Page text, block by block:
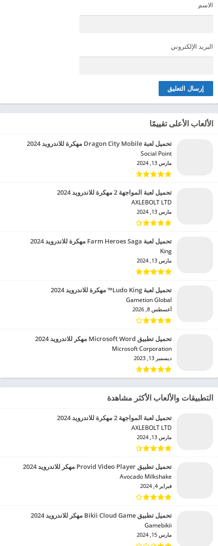
الاسم
البريد الإلكتروني
الألعاب الأعلى تقييمًا
تحميل لعبة Dragon City Mobile مهكرة للاندرويد 2024
Social Point‏
مارس 13, 2024
تحميل لعبة المواجهة 2 مهكرة للاندرويد 2024
AXLEBOLT LTD‏
مارس 13, 2024
تحميل لعبة Farm Heroes Saga مهكرة للاندرويد 2024
King‏
مارس 13, 2024
تحميل لعبة Ludo King™ مهكرة للاندرويد 2024
Gametion Global‏
أغسطس 8, 2026
تحميل تطبيق Microsoft Word مهكر للاندرويد 2024
Microsoft Corporation‏
ديسمبر 13, 2023
التطبيقات والألعاب الأكثر مشاهدة
تحميل لعبة المواجهة 2 مهكرة للاندرويد 2024
AXLEBOLT LTD‏
مارس 13, 2024
تحميل تطبيق Provid Video Player مهكر للاندرويد 2024
Avocado Milkshake‏
فبراير 4, 2024
تحميل تطبيق Bikii Cloud Game مهكر للاندرويد 2024
Gamebikii‏
مارس 15, 2024